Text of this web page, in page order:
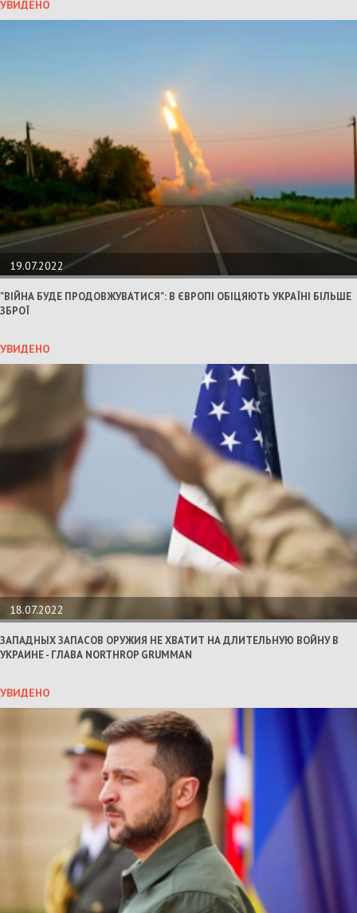
УВИДЕНО
19.07.2022
"ВІЙНА БУДЕ ПРОДОВЖУВАТИСЯ": В ЄВРОПІ ОБІЦЯЮТЬ УКРАЇНІ БІЛЬШЕ
ЗБРОЇ
УВИДЕНО
18.07.2022
ЗАПАДНЫХ ЗАПАСОВ ОРУЖИЯ НЕ ХВАТИТ НА ДЛИТЕЛЬНУЮ ВОЙНУ В
УКРАИНЕ - ГЛАВА NORTHROP GRUMMAN
УВИДЕНО